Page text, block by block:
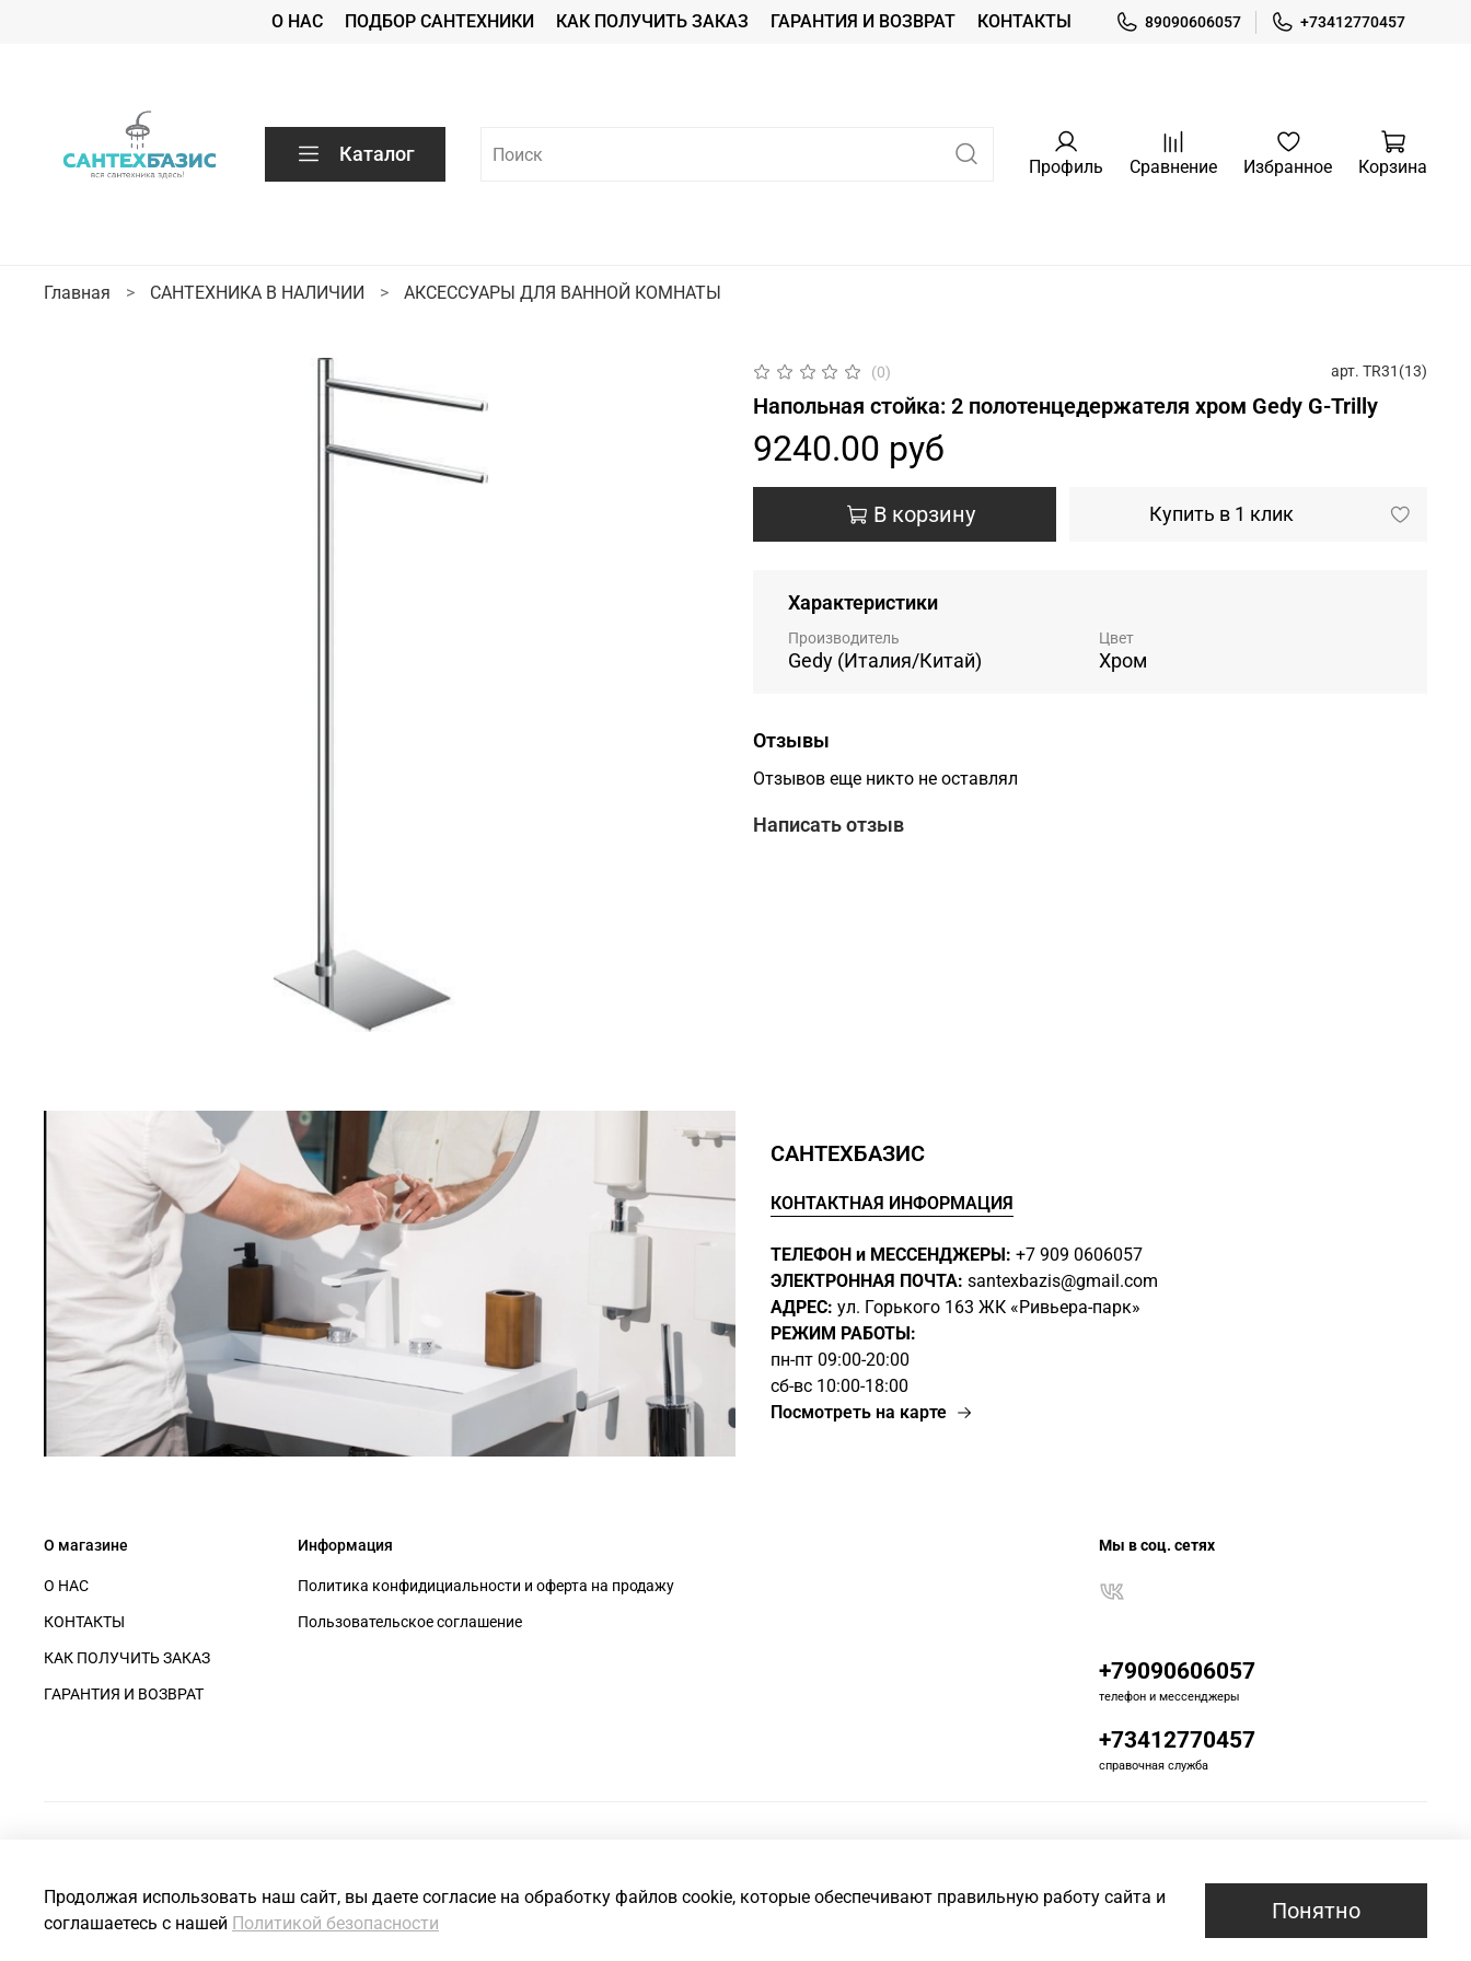
О НАС ПОДБОР САНТЕХНИКИ КАК ПОЛУЧИТЬ ЗАКАЗ ГАРАНТИЯ И ВОЗВРАТ КОНТАКТЫ 89090606057 +73412770457
Каталог
Профиль Сравнение Избранное Корзина
Главная САНТЕХНИКА В НАЛИЧИИ АКСЕССУАРЫ ДЛЯ ВАННОЙ КОМНАТЫ
(0) арт. TR31(13)
Напольная стойка: 2 полотенцедержателя хром Gedy G-Trilly
9240.00 руб
В корзину Купить в 1 клик
Характеристики
Производитель
Gedy (Италия/Китай)
Цвет
Хром
Отзывы
Отзывов еще никто не оставлял
Написать отзыв
САНТЕХБАЗИС
КОНТАКТНАЯ ИНФОРМАЦИЯ
ТЕЛЕФОН и МЕССЕНДЖЕРЫ: +7 909 0606057
ЭЛЕКТРОННАЯ ПОЧТА: santexbazis@gmail.com
АДРЕС: ул. Горького 163 ЖК «Ривьера-парк»
РЕЖИМ РАБОТЫ:
пн-пт 09:00-20:00
сб-вс 10:00-18:00
Посмотреть на карте
О магазине
О НАС
КОНТАКТЫ
КАК ПОЛУЧИТЬ ЗАКАЗ
ГАРАНТИЯ И ВОЗВРАТ
Информация
Политика конфидициальности и оферта на продажу
Пользовательское соглашение
Мы в соц. сетях
+79090606057
телефон и мессенджеры
+73412770457
справочная служба
Продолжая использовать наш сайт, вы даете согласие на обработку файлов cookie, которые обеспечивают правильную работу сайта и
соглашаетесь с нашей Политикой безопасности Понятно